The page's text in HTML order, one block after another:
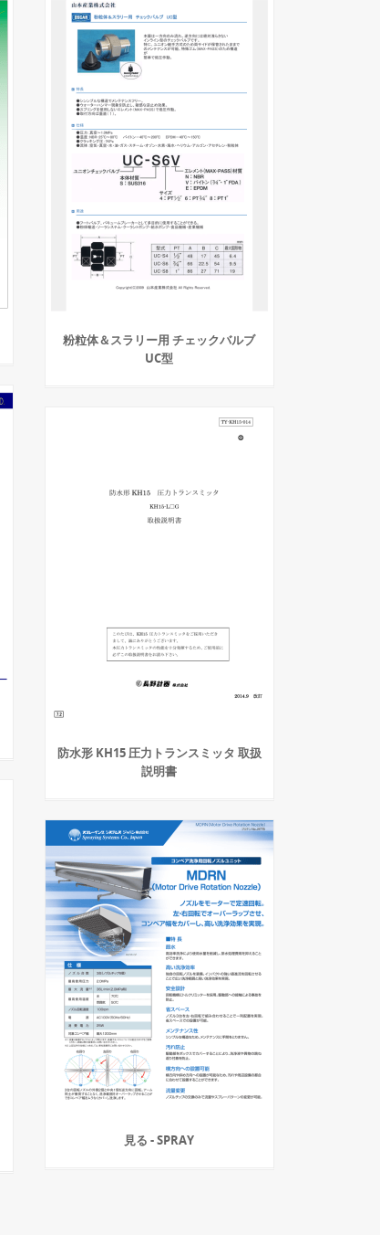
粉粒体＆スラリー用 チェックバルブ
UC型
防水形 KH15 圧力トランスミッタ 取扱
説明書
見る - SPRAY